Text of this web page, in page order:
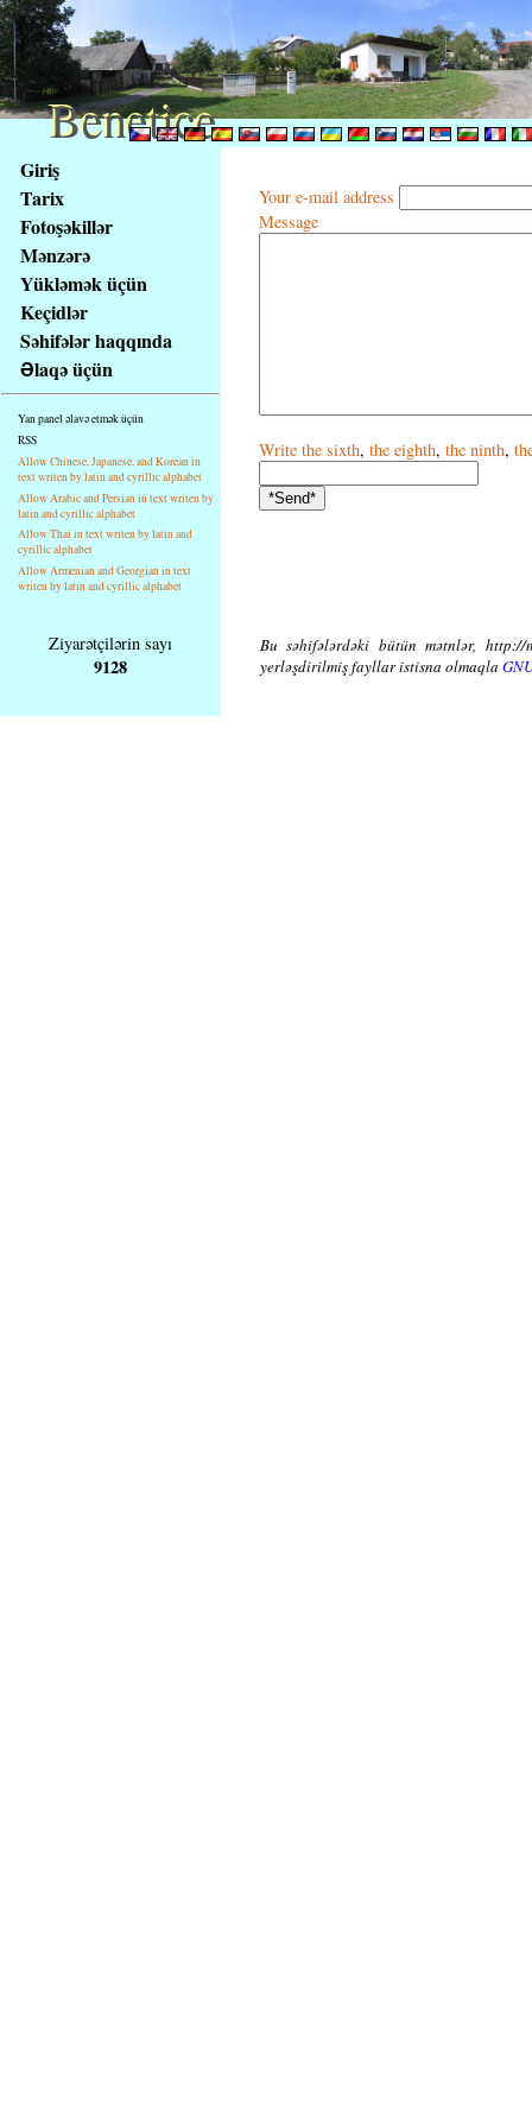
obsah
stránky
Klávesové
zkratky
tomto
webu
základní
strana
Giriş
Tarix
Fotoşəkillər
Mənzərə
Yükləmək üçün
Keçidlər
Səhifələr haqqında
Əlaqə üçün
Yan panel əlavə etmək üçün
RSS
Allow Chinese, Japanese, and Korean in
text writen by latin and cyrillic alphabet
Allow Arabic and Persian in text writen by
latin and cyrillic alphabet
Allow Thai in text writen by latin and
cyrillic alphabet
Allow Armenian and Georgian in text
writen by latin and cyrillic alphabet
Your e-mail address
Message
Write the sixth, the eighth, the ninth,
Ziyarətçilərin sayı
9128
Bu səhifələrdəki bütün mətnlər, http://
yerləşdirilmiş fayllar istisna olmaqla
Benetice
Benetice